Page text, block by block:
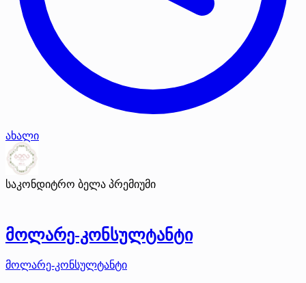
ახალი
საკონდიტრო ბელა პრემიუმი
მოლარე-კონსულტანტი
მოლარე-კონსულტანტი